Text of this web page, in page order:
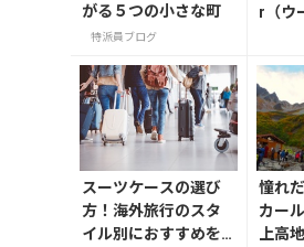
がる５つの小さな町
特派員ブログ
r（ウ
スーツケースの選び
方！海外旅行のスタ
イル別におすすめを
憧れ
カー
上高